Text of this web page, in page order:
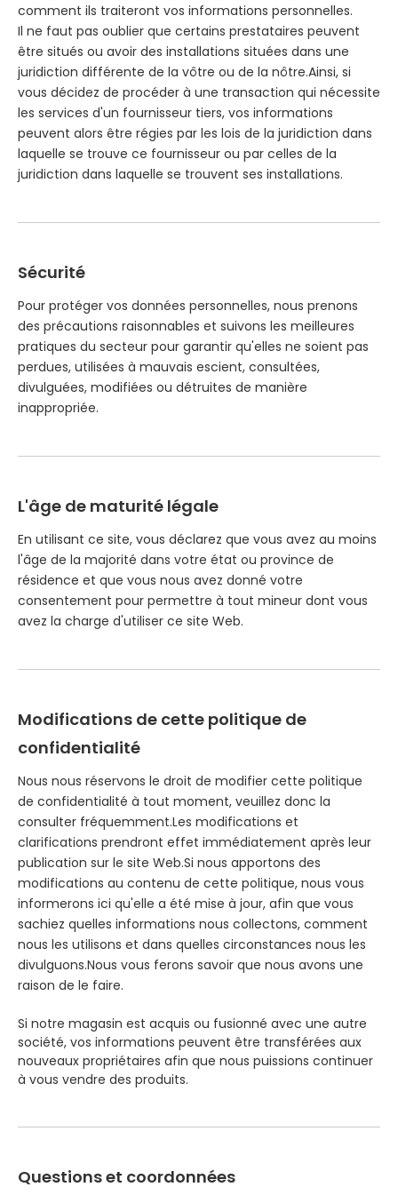
comment ils traiteront vos informations personnelles.
Il ne faut pas oublier que certains prestataires peuvent
être situés ou avoir des installations situées dans une
juridiction différente de la vôtre ou de la nôtre.Ainsi, si
vous décidez de procéder à une transaction qui nécessite
les services d'un fournisseur tiers, vos informations
peuvent alors être régies par les lois de la juridiction dans
laquelle se trouve ce fournisseur ou par celles de la
juridiction dans laquelle se trouvent ses installations.
Sécurité
Pour protéger vos données personnelles, nous prenons
des précautions raisonnables et suivons les meilleures
pratiques du secteur pour garantir qu'elles ne soient pas
perdues, utilisées à mauvais escient, consultées,
divulguées, modifiées ou détruites de manière
inappropriée.
L'âge de maturité légale
En utilisant ce site, vous déclarez que vous avez au moins
l'âge de la majorité dans votre état ou province de
résidence et que vous nous avez donné votre
consentement pour permettre à tout mineur dont vous
avez la charge d'utiliser ce site Web.
Modifications de cette politique de
confidentialité
Nous nous réservons le droit de modifier cette politique
de confidentialité à tout moment, veuillez donc la
consulter fréquemment.Les modifications et
clarifications prendront effet immédiatement après leur
publication sur le site Web.Si nous apportons des
modifications au contenu de cette politique, nous vous
informerons ici qu'elle a été mise à jour, afin que vous
sachiez quelles informations nous collectons, comment
nous les utilisons et dans quelles circonstances nous les
divulguons.Nous vous ferons savoir que nous avons une
raison de le faire.
Si notre magasin est acquis ou fusionné avec une autre
société, vos informations peuvent être transférées aux
nouveaux propriétaires afin que nous puissions continuer
à vous vendre des produits.
Questions et coordonnées